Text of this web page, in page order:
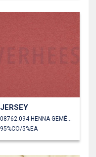
JERSEY
08762.094 HENNA GEMÊLEERD
95%CO/5%EA